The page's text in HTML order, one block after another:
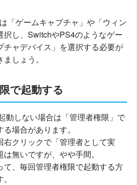
「ゲームキャプチャ」や「ウィン
択し、SwitchやPS4のようなゲー
チャデバイス」を選択する必要が
しょう。
で起動する
動しない場合は「管理者権限」で
場合があります。
右クリックで「管理者として実
無いですが、やや手間。
て、毎回管理者権限で起動する方